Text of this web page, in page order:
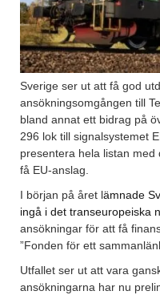
Sverige ser ut att få god
ansökningsomgången till
bland annat ett bidrag på
296 lok till signalsystemet
presentera hela listan
få EU-anslag.
I början på året lämnade
ingå i det transeuropeiska
ansökningar för att få
”Fonden för ett
Utfallet ser ut att vara
ansökningarna har nu